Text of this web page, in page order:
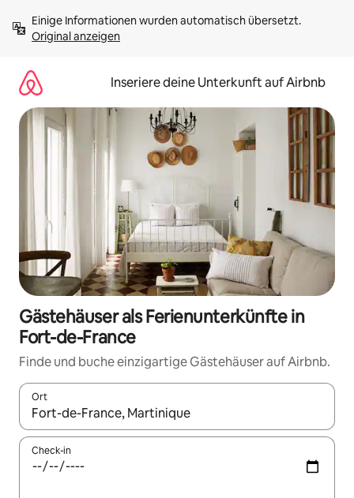
Inhalten
springenOriginal anzeigen
Inseriere deine Unterkunft auf Airbnb
Gästehäuser als Ferienunterkünfte in
Fort-de-France
Finde und buche einzigartige Gästehäuser auf Airbnb.
Ort
Wenn Ergebnisse verfügbar sind, navigiere mit den
Check-in